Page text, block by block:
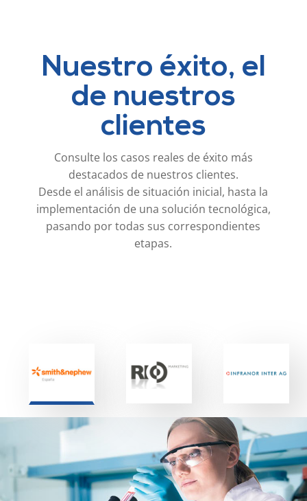
Nuestro éxito, el
de nuestros
clientes
Consulte los casos reales de éxito más
destacados de nuestros clientes.
Desde el análisis de situación inicial, hasta la
implementación de una solución tecnológica,
pasando por todas sus correspondientes
etapas.